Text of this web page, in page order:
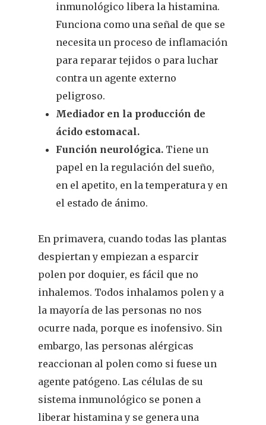
inmunológico libera la histamina.
Funciona como una señal de que se
necesita un proceso de inflamación
para reparar tejidos o para luchar
contra un agente externo
peligroso.
Mediador en la producción de
ácido estomacal.
Función neurológica. Tiene un
papel en la regulación del sueño,
en el apetito, en la temperatura y en
el estado de ánimo.
En primavera, cuando todas las plantas
despiertan y empiezan a esparcir
polen por doquier, es fácil que no
inhalemos. Todos inhalamos polen y a
la mayoría de las personas no nos
ocurre nada, porque es inofensivo. Sin
embargo, las personas alérgicas
reaccionan al polen como si fuese un
agente patógeno. Las células de su
sistema inmunológico se ponen a
liberar histamina y se genera una